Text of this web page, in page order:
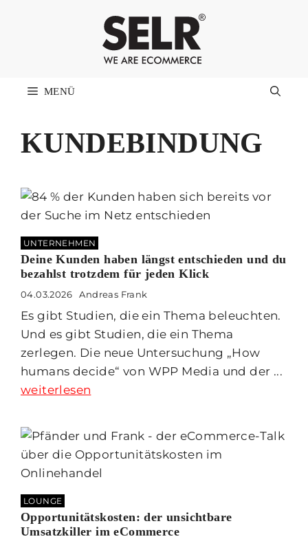
MENÜ
KUNDEBINDUNG
UNTERNEHMEN
Deine Kunden haben längst entschieden und du
bezahlst trotzdem für jeden Klick
04.03.2026 Andreas Frank
Es gibt Studien, die ein Thema beleuchten.
Und es gibt Studien, die ein Thema
zerlegen. Die neue Untersuchung „How
humans decide“ von WPP Media und der ...
weiterlesen
LOUNGE
Opportunitätskosten: der unsichtbare
Umsatzkiller im eCommerce